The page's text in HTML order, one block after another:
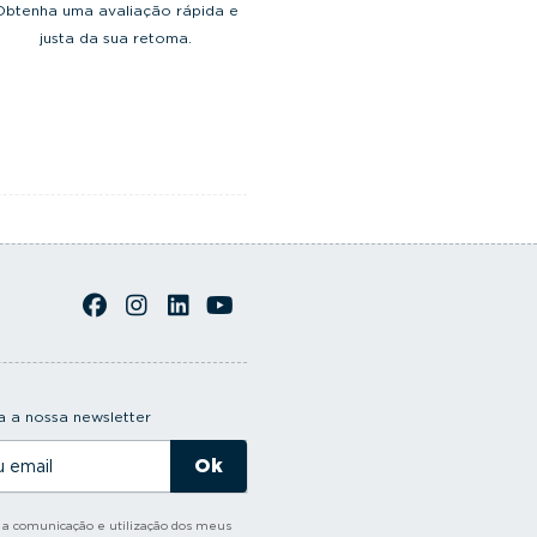
uma avaliação rápida e
justa da sua retoma.
a nossa newsletter
comunicação e utilização dos meus